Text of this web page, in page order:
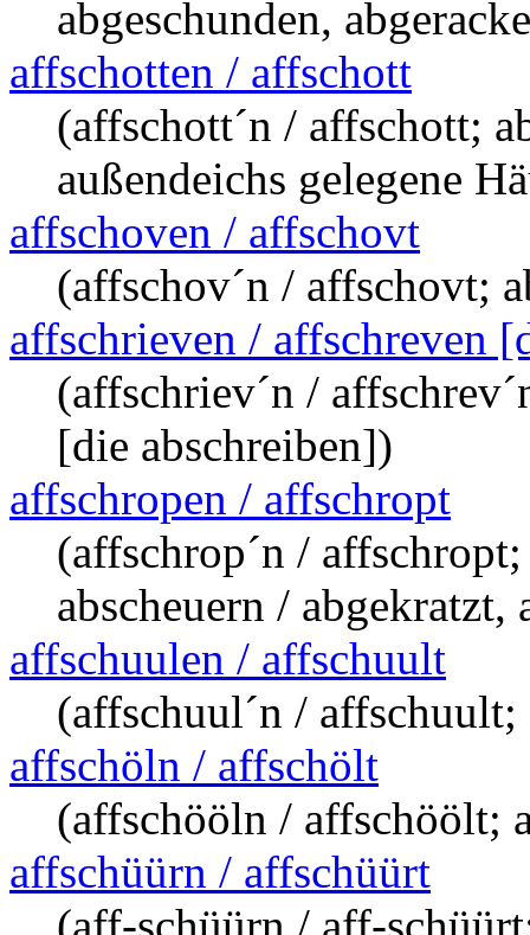
abgeschunden,
affschotten / affschott
(affschott´n / affschott;
außendeichs gelegene
affschoven / affschovt
(affschov´n / affschovt;
affschrieven / affschreven
(affschriev´n /
[die abschreiben])
affschropen / affschropt
(affschrop´n /
abscheuern / abgekratzt,
affschuulen / affschuult
(affschuul´n /
affschöln / affschölt
(affschööln / affschöölt;
affschüürn / affschüürt